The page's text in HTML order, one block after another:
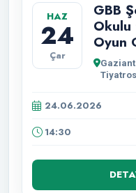
HAZ
24
Çar
GBB
Oyun
24.06.2026
14:30